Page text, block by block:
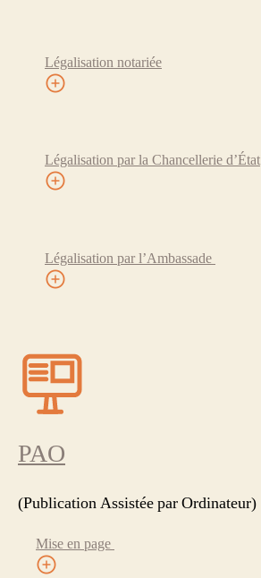
Légalisation notariée
Légalisation par la Chancellerie d’État
Légalisation par l’Ambassade
PAO
(Publication Assistée par Ordinateur)
Mise en page